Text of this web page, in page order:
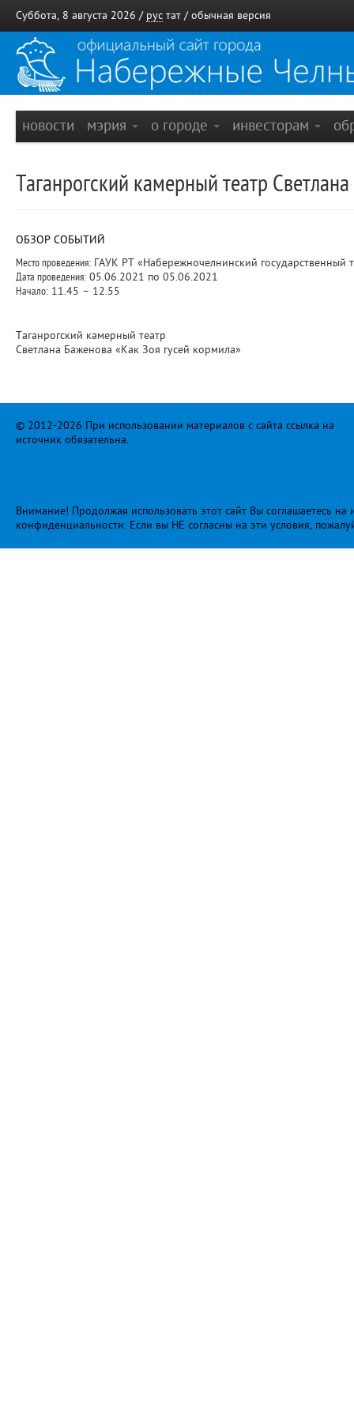
Суббота, 8 августа 2026 / рус тат / обычная версия
новости мэрия о городе инвесторам
Таганрогский камерный театр
ОБЗОР СОБЫТИЙ
Место проведения: ГАУК РТ «Набережночелнинский государственный
Дата проведения: 05.06.2021 по 05.06.2021
Начало: 11.45 – 12.55
Таганрогский камерный театр
Светлана Баженова «Как Зоя гусей кормила»
© 2012-2026 При использовании материалов с сайта ссылка на
источник обязательна.
Внимание! Продолжая использовать этот сайт Вы соглашаетесь
конфиденциальности. Если вы НЕ согласны на эти условия,